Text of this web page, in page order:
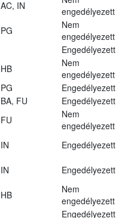
AC, IN
engedélyezett
PG
Nem
engedélyezett
Engedélyezett
HB
Nem
engedélyezett
PG
Engedélyezett
BA, FU
Engedélyezett
FU
Nem
engedélyezett
IN
Engedélyezett
IN Engedélyezett
HB
Nem
engedélyezett
Engedélyezett